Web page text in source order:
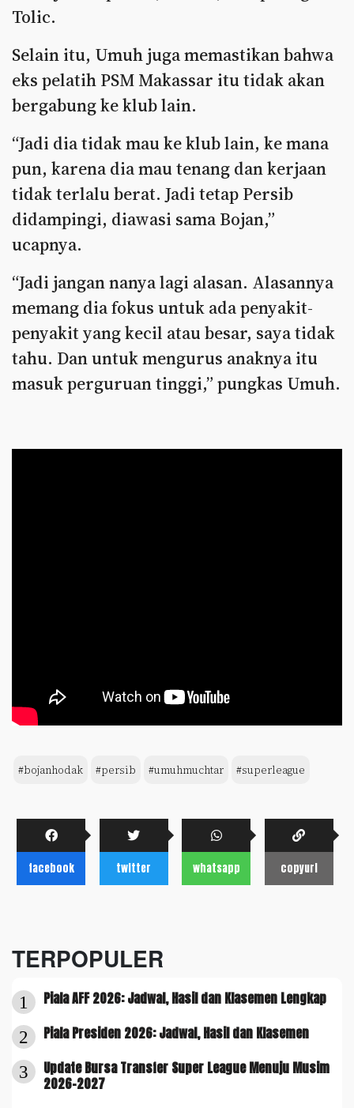
Tolic.
Selain itu, Umuh juga memastikan bahwa
eks pelatih PSM Makassar itu tidak akan
bergabung ke klub lain.
“Jadi dia tidak mau ke klub lain, ke mana
pun, karena dia mau tenang dan kerjaan
tidak terlalu berat. Jadi tetap Persib
didampingi, diawasi sama Bojan,”
ucapnya.
“Jadi jangan nanya lagi alasan. Alasannya
memang dia fokus untuk ada penyakit-
penyakit yang kecil atau besar, saya tidak
tahu. Dan untuk mengurus anaknya itu
masuk perguruan tinggi,” pungkas Umuh.
#bojanhodak #persib #umuhmuchtar #superleague
facebook twitter whatsapp copyurl
TERPOPULER
1 Piala AFF 2026: Jadwal, Hasil dan Klasemen Lengkap
2 Piala Presiden 2026: Jadwal, Hasil dan Klasemen
3
Update Bursa Transfer Super League Menuju Musim
2026-2027